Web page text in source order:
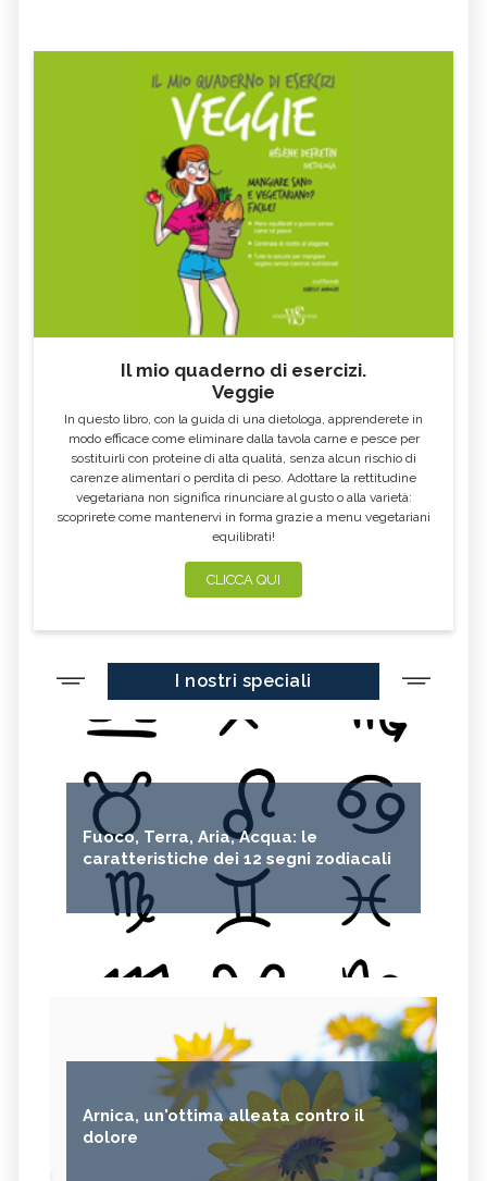
Il mio quaderno di esercizi.
Veggie
In questo libro, con la guida di una dietologa, apprenderete in
modo efficace come eliminare dalla tavola carne e pesce per
sostituirli con proteine di alta qualità, senza alcun rischio di
carenze alimentari o perdita di peso. Adottare la rettitudine
vegetariana non significa rinunciare al gusto o alla varietà:
scoprirete come mantenervi in forma grazie a menu vegetariani
equilibrati!
CLICCA QUI
I nostri speciali
Fuoco, Terra, Aria, Acqua: le
caratteristiche dei 12 segni zodiacali
Arnica, un'ottima alleata contro il
dolore